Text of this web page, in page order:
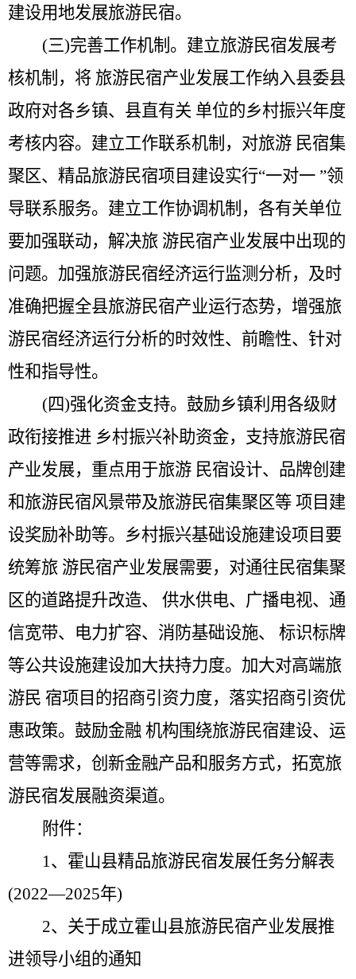
建设用地发展旅游民宿。
(三)完善工作机制。 建立旅游民宿发展考
核机制，将 旅游民宿产业发展工作纳入县委县
政府对各乡镇、县直有关 单位的乡村振兴年度
考核内容。建立工作联系机制，对旅游 民宿集
聚区、精品旅游民宿项目建设实行“一对一 ”领
导联系服务。建立工作协调机制，各有关单位
要加强联动，解决旅 游民宿产业发展中出现的
问题。加强旅游民宿经济运行监测分析，及时
准确把握全县旅游民宿产业运行态势，增强旅
游民宿经济运行分析的时效性、前瞻性、针对
性和指导性。
(四)强化资金支持。 鼓励乡镇利用各级财
政衔接推进 乡村振兴补助资金，支持旅游民宿
产业发展，重点用于旅游 民宿设计、品牌创建
和旅游民宿风景带及旅游民宿集聚区等 项目建
设奖励补助等。乡村振兴基础设施建设项目要
统筹旅 游民宿产业发展需要，对通往民宿集聚
区的道路提升改造、
供水供电、广播电视、通
信宽带、电力扩容、消防基础设施、
标识标牌
等公共设施建设加大扶持力度。加大对高端旅
游民 宿项目的招商引资力度，落实招商引资优
惠政策。鼓励金融 机构围绕旅游民宿建设、运
营等需求，创新金融产品和服务方式，拓宽旅
游民宿发展融资渠道。
附件：
1、霍山县精品旅游民宿发展任务分解表
(2022—2025年)
2、 关于成立霍山县旅游民宿产业发展推
进领导小组的通知